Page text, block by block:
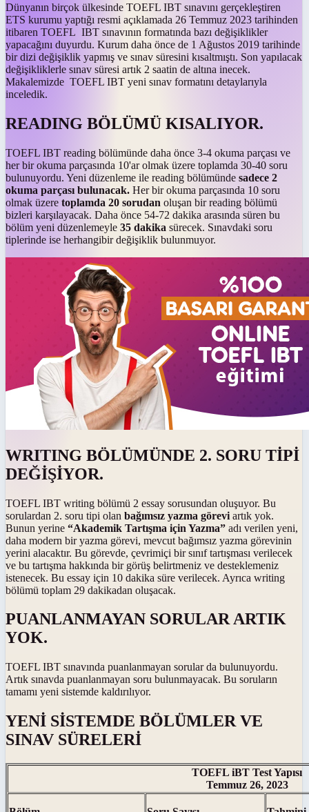
Dünyanın birçok ülkesinde TOEFL IBT sınavını gerçekleştiren
ETS kurumu yaptığı resmi açıklamada 26 Temmuz 2023 tarihinden
itibaren TOEFL IBT sınavının formatında bazı değişiklikler
yapacağını duyurdu. Kurum daha önce de 1 Ağustos 2019 tarihinde
bir dizi değişiklik yapmış ve sınav süresini kısaltmıştı. Son yapılacak
değişikliklerle sınav süresi artık 2 saatin de altına inecek.
Makalemizde TOEFL IBT yeni sınav formatını detaylarıyla
inceledik.
READING BÖLÜMÜ KISALIYOR.
TOEFL IBT reading bölümünde daha önce 3-4 okuma parçası ve
her bir okuma parçasında 10'ar olmak üzere toplamda 30-40 soru
bulunuyordu. Yeni düzenleme ile reading bölümünde sadece 2
okuma parçası bulunacak. Her bir okuma parçasında 10 soru
olmak üzere toplamda 20 sorudan oluşan bir reading bölümü
bizleri karşılayacak. Daha önce 54-72 dakika arasında süren bu
bölüm yeni düzenlemeyle 35 dakika sürecek. Sınavdaki soru
tiplerinde ise herhangibir değişiklik bulunmuyor.
WRITING BÖLÜMÜNDE 2. SORU TİPİ
DEĞİŞİYOR.
TOEFL IBT writing bölümü 2 essay sorusundan oluşuyor. Bu
sorulardan 2. soru tipi olan bağımsız yazma görevi artık yok.
Bunun yerine “Akademik Tartışma için Yazma” adı verilen yeni,
daha modern bir yazma görevi, mevcut bağımsız yazma görevinin
yerini alacaktır. Bu görevde, çevrimiçi bir sınıf tartışması verilecek
ve bu tartışma hakkında bir görüş belirtmeniz ve desteklemeniz
istenecek. Bu essay için 10 dakika süre verilecek. Ayrıca writing
bölümü toplam 29 dakikadan oluşacak.
PUANLANMAYAN SORULAR ARTIK
YOK.
TOEFL IBT sınavında puanlanmayan sorular da bulunuyordu.
Artık sınavda puanlanmayan soru bulunmayacak. Bu soruların
tamamı yeni sistemde kaldırılıyor.
YENİ SİSTEMDE BÖLÜMLER VE
SINAV SÜRELERİ
TOEFL iBT Test Yapısı
Temmuz 26, 2023